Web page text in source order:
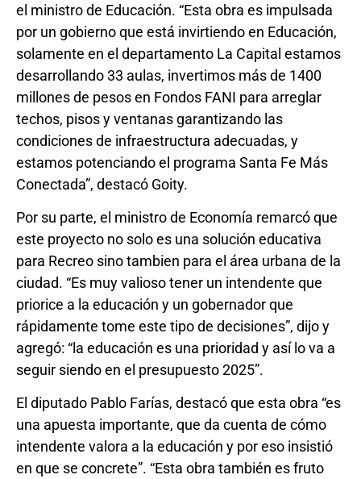
el ministro de Educación. “Esta obra es impulsada
por un gobierno que está invirtiendo en Educación,
solamente en el departamento La Capital estamos
desarrollando 33 aulas, invertimos más de 1400
millones de pesos en Fondos FANI para arreglar
techos, pisos y ventanas garantizando las
condiciones de infraestructura adecuadas, y
estamos potenciando el programa Santa Fe Más
Conectada”, destacó Goity.
Por su parte, el ministro de Economía remarcó que
este proyecto no solo es una solución educativa
para Recreo sino tambien para el área urbana de la
ciudad. “Es muy valioso tener un intendente que
priorice a la educación y un gobernador que
rápidamente tome este tipo de decisiones”, dijo y
agregó: “la educación es una prioridad y así lo va a
seguir siendo en el presupuesto 2025”.
El diputado Pablo Farías, destacó que esta obra “es
una apuesta importante, que da cuenta de cómo
intendente valora a la educación y por eso insistió
en que se concrete”. “Esta obra también es fruto